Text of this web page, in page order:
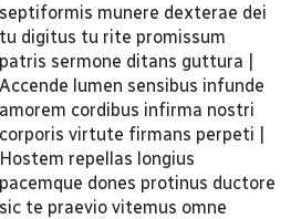
septiformis munere dexterae dei
tu digitus tu rite promissum
patris sermone ditans guttura |
Accende lumen sensibus infunde
amorem cordibus infirma nostri
corporis virtute firmans perpeti |
Hostem repellas longius
pacemque dones protinus ductore
sic te praevio vitemus omne